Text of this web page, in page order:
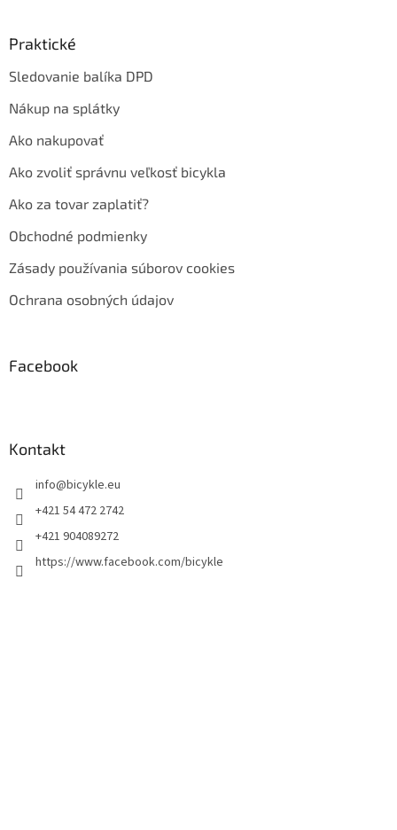
Praktické
Sledovanie balíka DPD
Nákup na splátky
Ako nakupovať
Ako zvoliť správnu veľkosť bicykla
Ako za tovar zaplatiť?
Obchodné podmienky
Zásady používania súborov cookies
Ochrana osobných údajov
Facebook
Kontakt
info@bicykle.eu
+421 54 472 2742
+421 904089272
https://www.facebook.com/bicykle